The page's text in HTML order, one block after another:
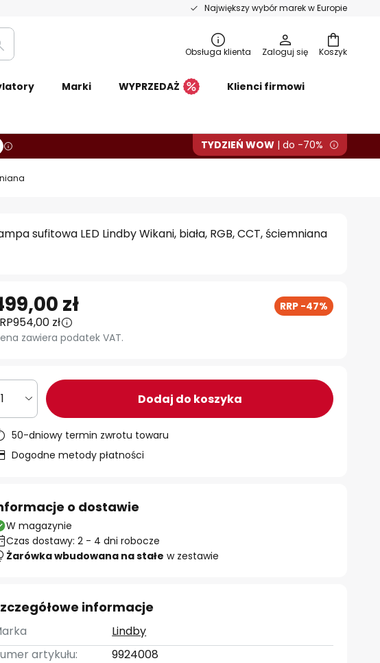
Największy wybór marek w Europie
Koszyk
Obsługa klienta Zaloguj się
Marki WYPRZEDAŻ Klienci firmowi
TYDZIEŃ WOW | do -70%
sufitowa LED Lindby Wikani, biała, RGB, CCT, ściemniana
zł RRP -47%
954,00 zł
zawiera podatek VAT.
1 Dodaj do koszyka
50-dniowy termin zwrotu towaru
Dogodne metody płatności
o dostawie
W magazynie
Czas dostawy: 2 - 4 dni robocze
Żarówka wbudowana na stałe w zestawie
informacje
Lindby
artykułu:
9924008